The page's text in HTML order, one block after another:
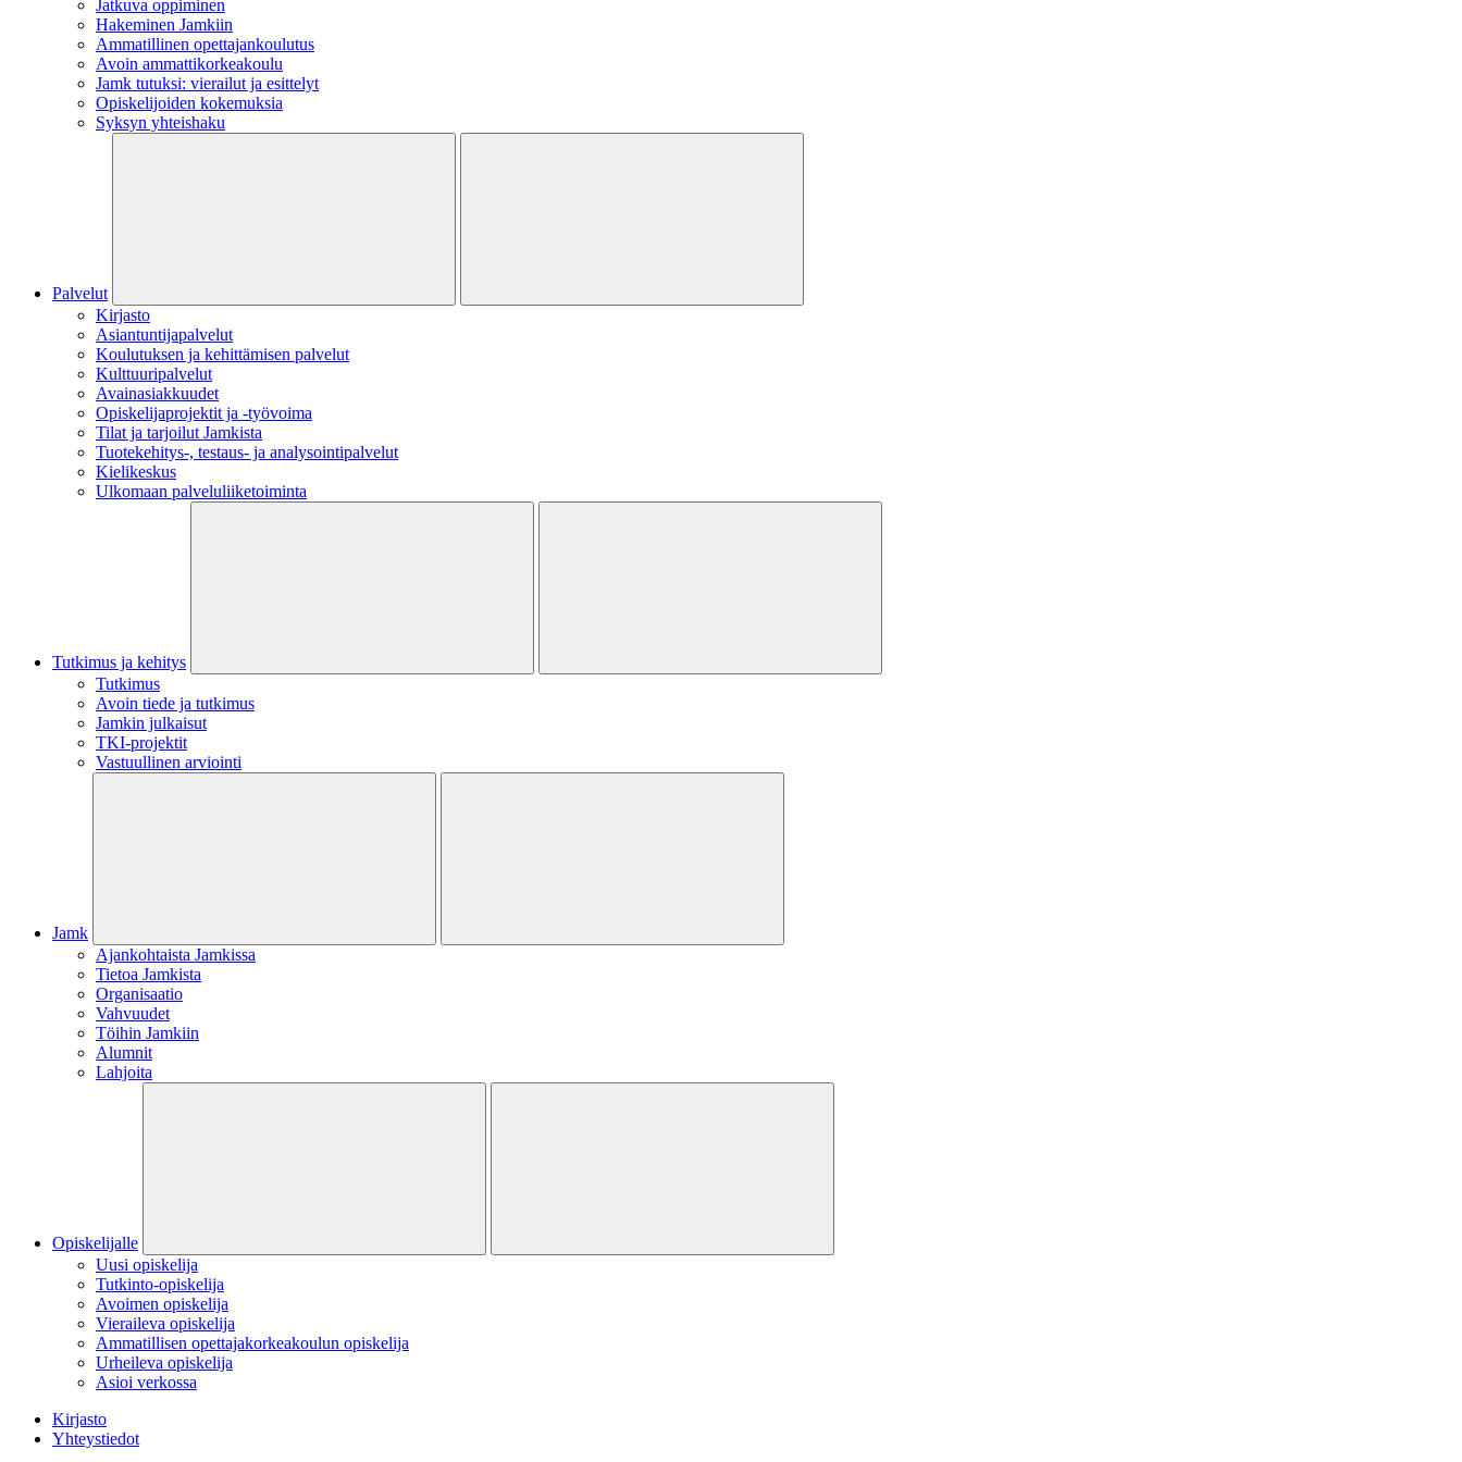
Jatkuva oppiminen
Hakeminen Jamkiin
Ammatillinen opettajankoulutus
Avoin ammattikorkeakoulu
Jamk tutuksi: vierailut ja esittelyt
Opiskelijoiden kokemuksia
Syksyn yhteishaku
Palvelut
Kirjasto
Asiantuntijapalvelut
Koulutuksen ja kehittämisen palvelut
Kulttuuripalvelut
Avainasiakkuudet
Opiskelijaprojektit​ ja -työvoima
Tilat ja tarjoilut Jamkista
Tuotekehitys-, testaus- ja analysointipalvelut
Kielikeskus
Ulkomaan palveluliiketoiminta
Tutkimus ja kehitys
Tutkimus
Avoin tiede ja tutkimus
Jamkin julkaisut
TKI-projektit
Vastuullinen arviointi
Jamk
Ajankohtaista Jamkissa
Tietoa Jamkista
Organisaatio
Vahvuudet
Töihin Jamkiin
Alumnit
Lahjoita
Opiskelijalle
Uusi opiskelija
Tutkinto-opiskelija
Avoimen opiskelija
Vieraileva opiskelija
Ammatillisen opettajakorkeakoulun opiskelija
Urheileva opiskelija
Asioi verkossa
Kirjasto
Yhteystiedot